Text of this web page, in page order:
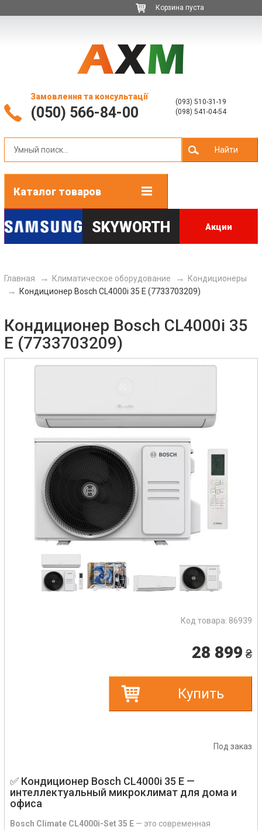
Корзина пуста
Замовлення та консультації
(050) 566-84-00
(093) 510-31-19
(098) 541-04-54
Найти
Каталог товаров
SKYWORTH Акции
Главная Климатическое оборудование
Кондиционеры
Кондиционер Bosch CL4000i 35 E (7733703209)
Кондиционер Bosch CL4000i 35
E (7733703209)
Код товара: 86939
28 899 ₴
Купить
Под заказ
✅ Кондиционер Bosch CL4000i 35 E —
интеллектуальный микроклимат для дома и
офиса
Bosch Climate CL4000i-Set 35 E — это современная